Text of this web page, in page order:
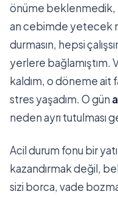
önüme beklenmedik,
an cebimde yetecek
durmasın, hepsi
yerlere bağlamıştım.
kaldım, o döneme ait
stres yaşadım. O gün
neden ayrı tutulması
Acil durum fonu bir
kazandırmak değil,
sizi borca, vade